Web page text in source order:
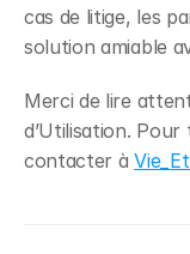
cas de litige, les
solution amiable
Merci de lire
d’Utilisation.
contacter à